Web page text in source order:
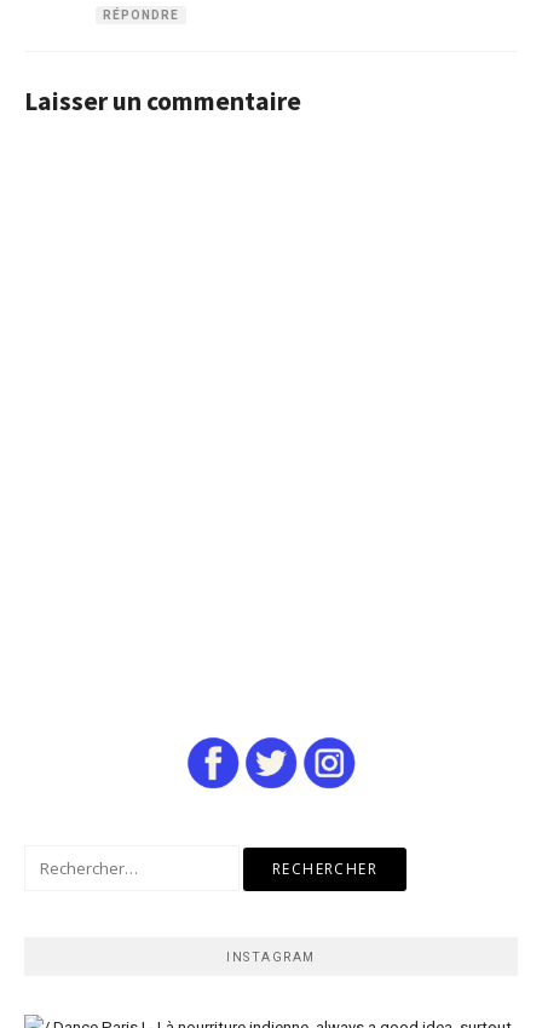
RÉPONDRE
Laisser un commentaire
INSTAGRAM